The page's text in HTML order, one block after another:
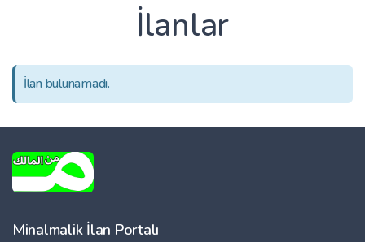
İlanlar
İlan bulunamadı.
Minalmalik İlan Portalı